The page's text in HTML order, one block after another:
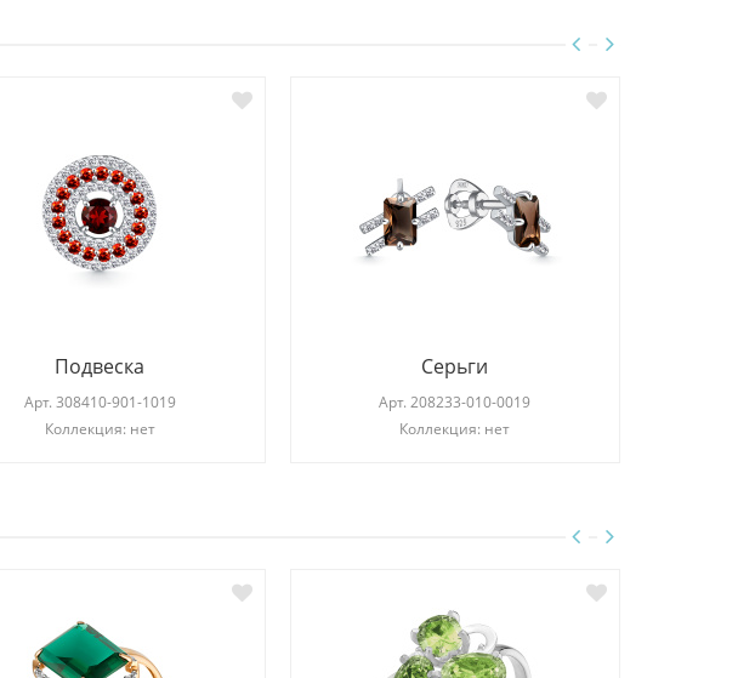
Подвеска
Арт. 308410-901-1019
Коллекция: нет
Серьги
Арт.208233-010-0019
Коллекция: нет